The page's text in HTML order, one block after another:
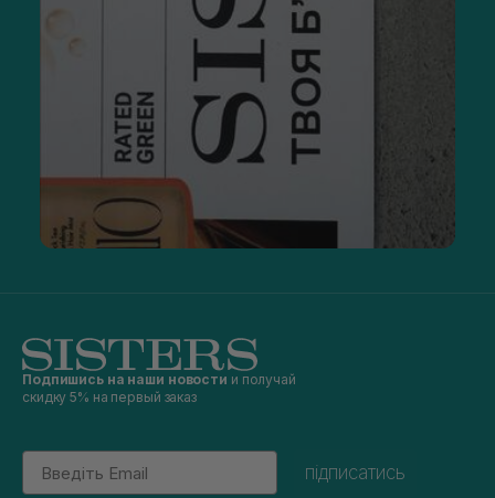
Подпишись на наши новости и получай
скидку 5% на первый заказ
Email
підписатись